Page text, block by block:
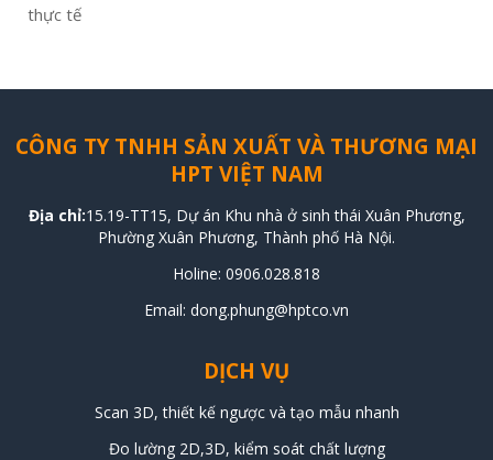
thực tế
CÔNG TY TNHH SẢN XUẤT VÀ THƯƠNG MẠI
HPT VIỆT NAM
Địa chỉ:15.19-TT15, Dự án Khu nhà ở sinh thái Xuân Phương,
Phường Xuân Phương, Thành phố Hà Nội.
Holine: 0906.028.818
Email: dong.phung@hptco.vn
DỊCH VỤ
Scan 3D, thiết kế ngược và tạo mẫu nhanh
Đo lường 2D,3D, kiểm soát chất lượng